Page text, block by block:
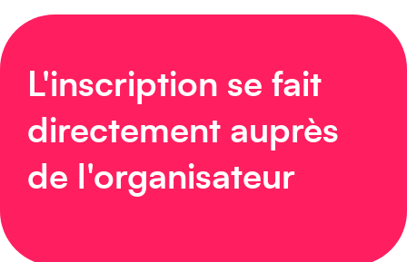
L'inscription se fait
directement auprès
de l'organisateur
Europe
Moyen-Orient